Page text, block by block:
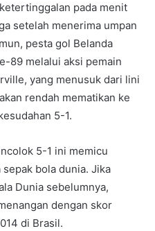
pada menit
setelah menerima umpan
pesta gol Belanda
89 melalui aksi pemain
yang menusuk dari lini
rendah mematikan ke
5-1.
5-1 ini memicu
bola dunia. Jika
Dunia sebelumnya,
dengan skor
di Brasil.